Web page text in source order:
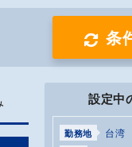
条
設定中
勤務地 台湾